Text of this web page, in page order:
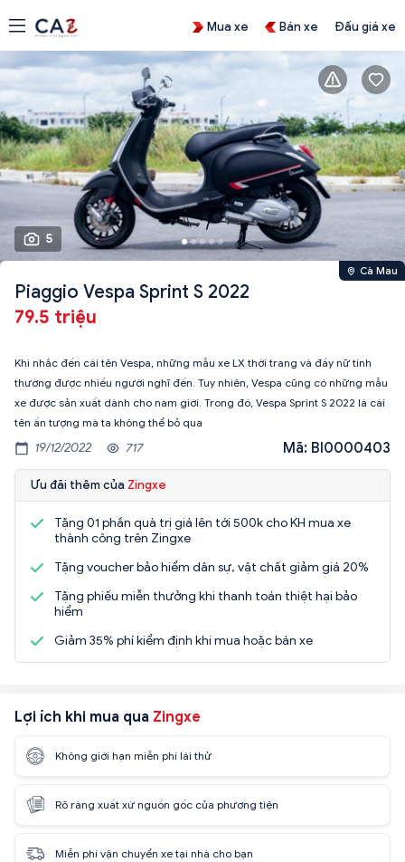
Mua xe Bán xe Đấu giá xe
5
Cà Mau
Piaggio Vespa Sprint S 2022
79.5 triệu
Khi nhắc đến cái tên Vespa, những mẫu xe LX thời trang và đầy nữ tính
thường được nhiều người nghĩ đến. Tuy nhiên, Vespa cũng có những mẫu
xe được sản xuất dành cho nam giới. Trong đó, Vespa Sprint S 2022 là cái
tên ấn tượng mà ta không thể bỏ qua
19/12/2022 717 Mã: BI0000403
Ưu đãi thêm của Zingxe
Tặng 01 phần quà trị giá lên tới 500k cho KH mua xe
thành công trên Zingxe
Tặng voucher bảo hiểm dân sự, vật chất giảm giá 20%
Tặng phiếu miễn thưởng khi thanh toán thiệt hại bảo
hiểm
Giảm 35% phí kiểm định khi mua hoặc bán xe
Lợi ích khi mua qua Zingxe
Không giới hạn miễn phí lái thử
Rõ ràng xuất xứ nguồn gốc của phương tiện
Miễn phí vận chuyển xe tại nhà cho bạn